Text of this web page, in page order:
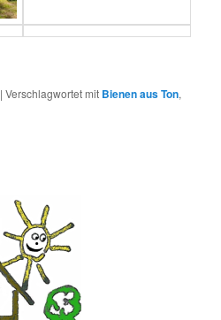
|Verschlagwortet mit Bienen aus Ton,